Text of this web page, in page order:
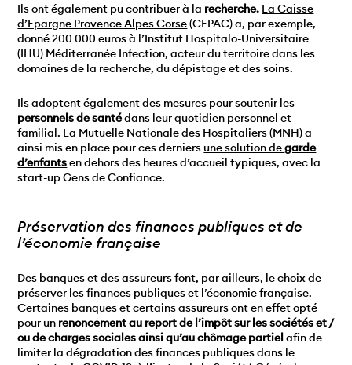
Ils ont également pu contribuer à la recherche. La Caisse
d’Epargne Provence Alpes Corse(CEPAC) a, par exemple,
donné 200 000 euros à l’Institut Hospitalo-Universitaire
(IHU) Méditerranée Infection, acteur du territoire dans les
domaines de la recherche, du dépistage et des soins.
Ils adoptent également des mesures pour soutenir les
personnels de santédans leur quotidien personnel et
familial. La Mutuelle Nationale des Hospitaliers (MNH) a
ainsi mis en place pour ces derniers une solution degarde
d’enfantsen dehors des heures d’accueil typiques, avec la
start-up Gens de Confiance.
Préservation des finances publiques et de
l’économie française
Des banques et des assureurs font, par ailleurs, le choix de
préserver les finances publiques et l’économie française.
Certaines banques et certains assureurs ont en effet opté
pour un renoncement au report de l’impôt sur les sociétés et /
ou de charges sociales ainsi qu’au chômage partielafin de
limiter la dégradation des finances publiques dans le